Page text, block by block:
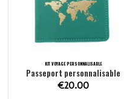
KIT VOYAGE PERSONNALISABLE
Passeport personnalisable
€20.00